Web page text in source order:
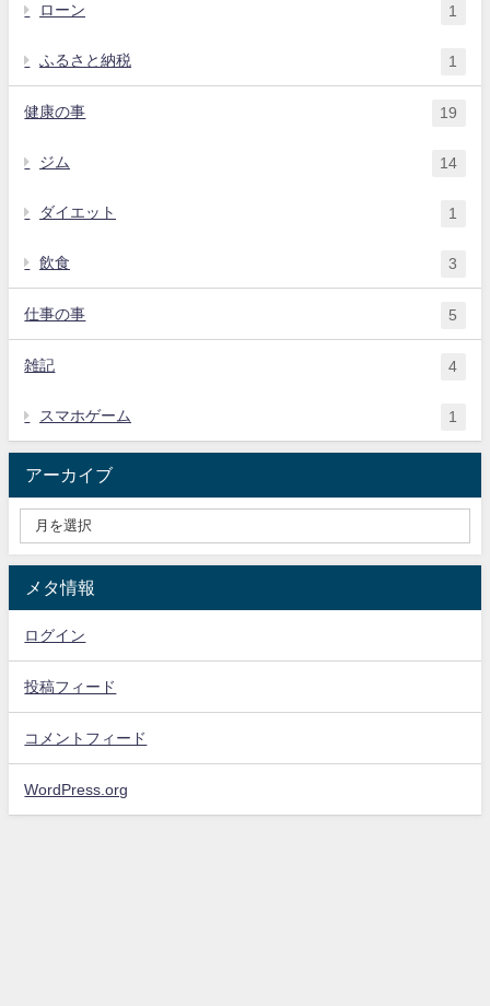
ローン 1
ふるさと納税 1
健康の事 19
ジム 14
ダイエット 1
飲食 3
仕事の事 5
雑記 4
スマホゲーム 1
アーカイブ
メタ情報
ログイン
投稿フィード
コメントフィード
WordPress.org